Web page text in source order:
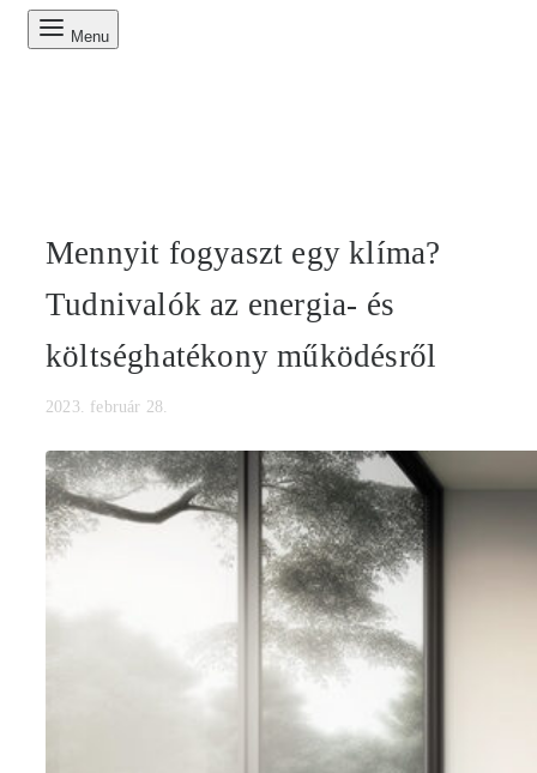
Menu
Mennyit fogyaszt egy klíma?
Tudnivalók az energia- és
költséghatékony működésről
2023. február 28.